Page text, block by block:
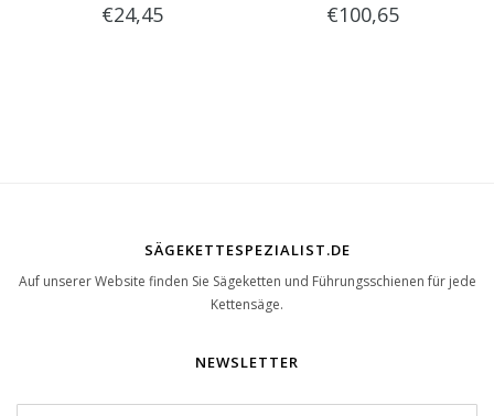
€24,45 Schnittschutzlatzhose Sip
€100,65
SÄGEKETTESPEZIALIST.DE
Auf unserer Website finden Sie Sägeketten und Führungsschienen für jede
Kettensäge.
NEWSLETTER